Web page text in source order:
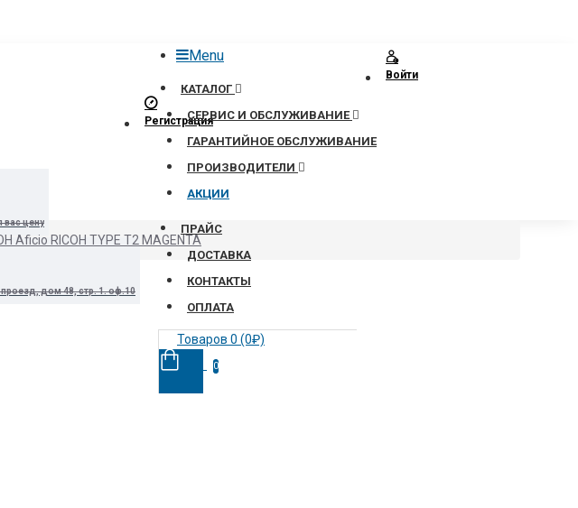
цену
дом 48, стр. 1. оф.10
Menu
КАТАЛОГ
СЕРВИС И ОБСЛУЖИВАНИЕ
ГАРАНТИЙНОЕ ОБСЛУЖИВАНИЕ
ПРОИЗВОДИТЕЛИ
АКЦИИ
ПРАЙС
ДОСТАВКА
КОНТАКТЫ
ОПЛАТА
Товаров 0 (0₽)
0
Войти
Регистрация
Aficio RICOH TYPE T2 MAGENTA